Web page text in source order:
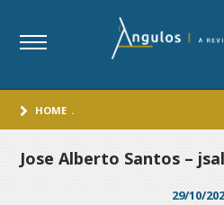
HOME .
Jose Alberto Santos –
29/10/